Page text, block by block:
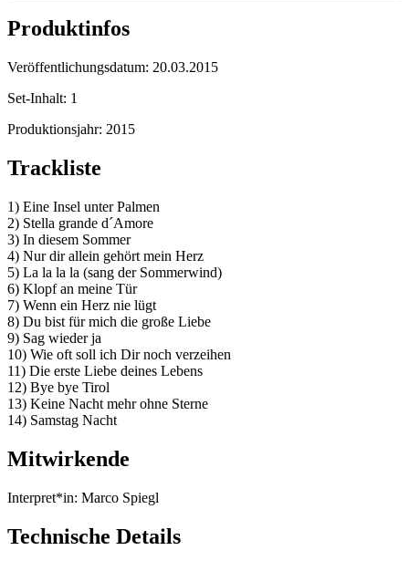
Produktinfos
Veröffentlichungsdatum: 20.03.2015
Set-Inhalt: 1
Produktionsjahr: 2015
Trackliste
1) Eine Insel unter Palmen
2) Stella grande d´Amore
3) In diesem Sommer
4) Nur dir allein gehört mein Herz
5) La la la la (sang der Sommerwind)
6) Klopf an meine Tür
7) Wenn ein Herz nie lügt
8) Du bist für mich die große Liebe
9) Sag wieder ja
10) Wie oft soll ich Dir noch verzeihen
11) Die erste Liebe deines Lebens
12) Bye bye Tirol
13) Keine Nacht mehr ohne Sterne
14) Samstag Nacht
Mitwirkende
Interpret*in: Marco Spiegl
Technische Details